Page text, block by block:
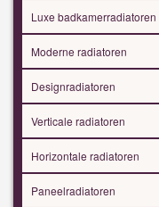
Luxe badkamerradiatoren
Moderne radiatoren
Designradiatoren
Verticale radiatoren
Horizontale radiatoren
Paneelradiatoren